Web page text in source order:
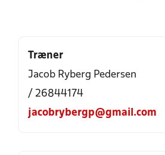
Træner
Jacob Ryberg Pedersen
/ 26844174
jacobrybergp@gmail.com